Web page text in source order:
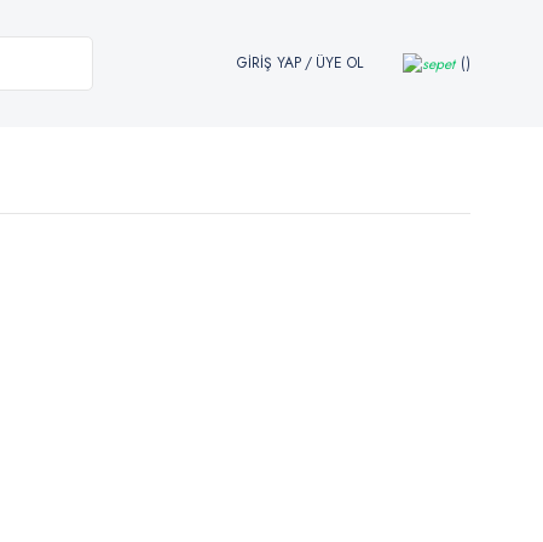
GİRİŞ YAP/ ÜYE OL